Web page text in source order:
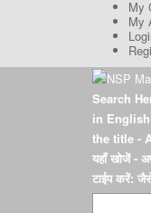
My
My
Search
in
the title -
यहाँ खोजें-
टाईप करें: